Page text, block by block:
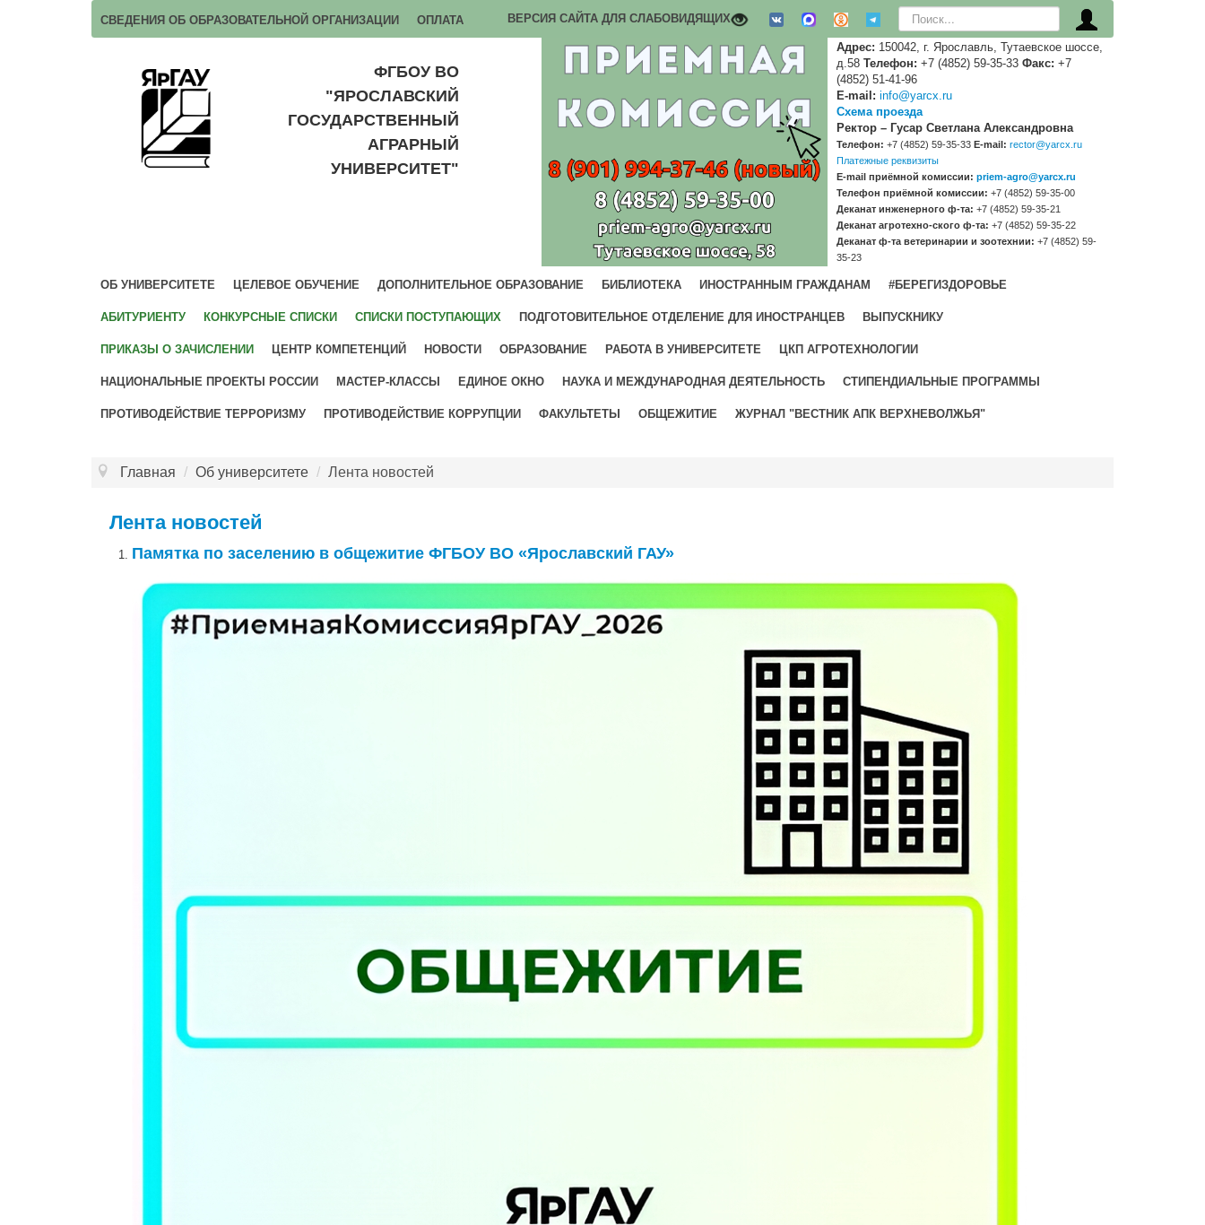
СВЕДЕНИЯ ОБ ОБРАЗОВАТЕЛЬНОЙ ОРГАНИЗАЦИИ ОПЛАТА ВЕРСИЯ САЙТА ДЛЯ СЛАБОВИДЯЩИХ Искать...
ФГБОУ ВО
"ЯРОСЛАВСКИЙ
ГОСУДАРСТВЕННЫЙ
АГРАРНЫЙ
УНИВЕРСИТЕТ"
Адрес: 150042, г. Ярославль, Тутаевское шоссе,
д.58 Телефон: +7 (4852) 59-35-33 Факс: +7
(4852) 51-41-96
E-mail: info@yarcx.ru
Схема проезда
Ректор – Гусар Светлана Александровна
Телефон: +7 (4852) 59-35-33 E-mail: rector@yarcx.ru
Платежные реквизиты
E-mail приёмной комиссии: priem-agro@yarcx.ru
Телефон приёмной комиссии: +7 (4852) 59-35-00
Деканат инженерного ф-та: +7 (4852) 59-35-21
Деканат агротехно-ского ф-та: +7 (4852) 59-35-22
Деканат ф-та ветеринарии и зоотехнии: +7 (4852) 59-
35-23
ОБ УНИВЕРСИТЕТЕ ЦЕЛЕВОЕ ОБУЧЕНИЕ ДОПОЛНИТЕЛЬНОЕ ОБРАЗОВАНИЕ БИБЛИОТЕКА ИНОСТРАННЫМ ГРАЖДАНАМ #БЕРЕГИЗДОРОВЬЕ
АБИТУРИЕНТУ КОНКУРСНЫЕ СПИСКИ СПИСКИ ПОСТУПАЮЩИХ ПОДГОТОВИТЕЛЬНОЕ ОТДЕЛЕНИЕ ДЛЯ ИНОСТРАНЦЕВ ВЫПУСКНИКУ
ПРИКАЗЫ О ЗАЧИСЛЕНИИ ЦЕНТР КОМПЕТЕНЦИЙ НОВОСТИ ОБРАЗОВАНИЕ РАБОТА В УНИВЕРСИТЕТЕ ЦКП АГРОТЕХНОЛОГИИ
НАЦИОНАЛЬНЫЕ ПРОЕКТЫ РОССИИ МАСТЕР-КЛАССЫ ЕДИНОЕ ОКНО НАУКА И МЕЖДУНАРОДНАЯ ДЕЯТЕЛЬНОСТЬ СТИПЕНДИАЛЬНЫЕ ПРОГРАММЫ
ПРОТИВОДЕЙСТВИЕ ТЕРРОРИЗМУ ПРОТИВОДЕЙСТВИЕ КОРРУПЦИИ ФАКУЛЬТЕТЫ ОБЩЕЖИТИЕ ЖУРНАЛ "ВЕСТНИК АПК ВЕРХНЕВОЛЖЬЯ"
Главная / Об университете / Лента новостей
Лента новостей
Памятка по заселению в общежитие ФГБОУ ВО «Ярославский ГАУ»